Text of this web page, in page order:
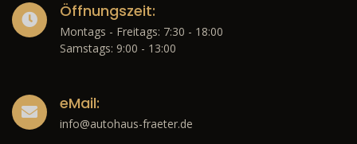
Öffnungszeit:
Montags - Freitags: 7:30 - 18:00
Samstags: 9:00 - 13:00
eMail:
info@autohaus-fraeter.de